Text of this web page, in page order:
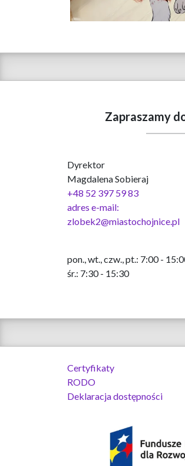
Zapraszamy
Dyrektor
Magdalena Sobieraj
+48 52 397 59 83
adres e-mail:
zlobek2@miastochojnice.pl
pon., wt., czw., pt.: 7:00 -
śr.: 7:30 - 15:30
Certyfikaty
RODO
Deklaracja dostępności